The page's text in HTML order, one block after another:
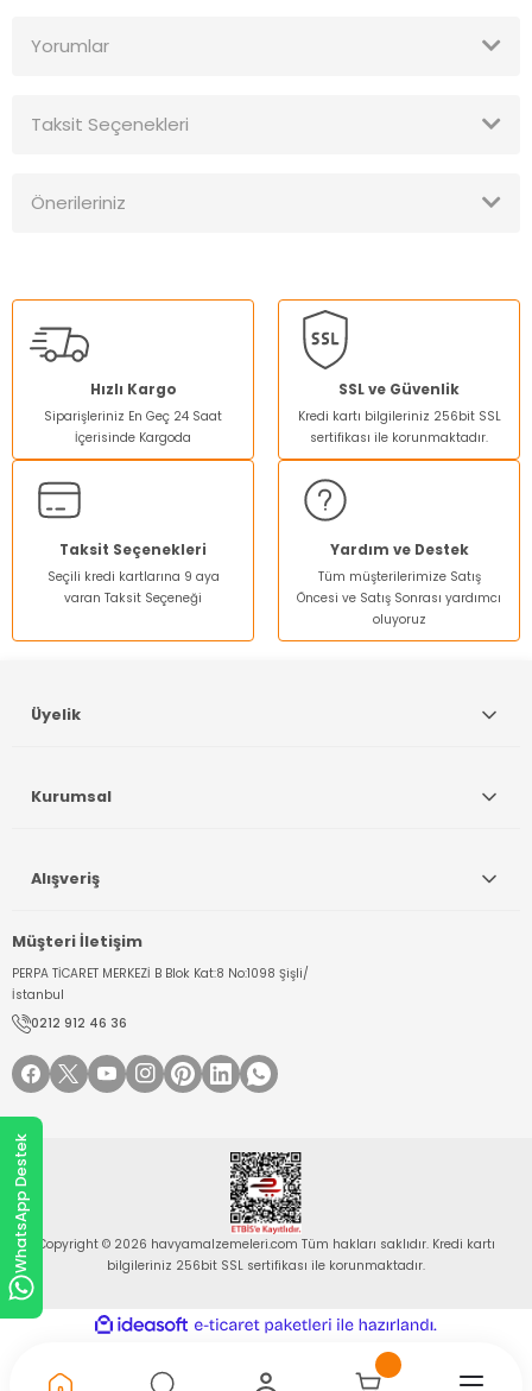
Yorumlar
Taksit Seçenekleri
Önerileriniz
kullanarak tarafımıza iletebilirsiniz.
Görüş ve önerileriniz için teşekkür ederiz.
Ürün resmi kalitesiz, bozuk veya görüntülenemiyor.
Ürün açıklamasında eksik bilgiler bulunuyor.
Ürün bilgilerinde hatalar bulunuyor.
Ürün fiyatı diğer sitelerden daha pahalı.
Bu ürüne benzer farklı alternatifler olmalı.
Hızlı Kargo
Siparişleriniz En Geç 24 Saat
İçerisinde Kargoda
SSL ve Güvenlik
Kredi kartı bilgileriniz 256bit SSL
sertifikası ile korunmaktadır.
Taksit Seçenekleri
Seçili kredi kartlarına 9 aya
varan Taksit Seçeneği
Yardım ve Destek
Tüm müşterilerimize Satış
Öncesi ve Satış Sonrası yardımcı
oluyoruz
Müşteri İletişim
PERPA TİCARET MERKEZİ B Blok Kat:8 No:1098 Şişli/
İstanbul
0212 912 46 36
Üyelik
Kurumsal
Alışveriş
Copyright © 2026 havyamalzemeleri.com Tüm hakları saklıdır. Kredi kartı
bilgileriniz 256bit SSL sertifikası ile korunmaktadır.
WhatsApp Destek
ideasoft
e-
paketleri